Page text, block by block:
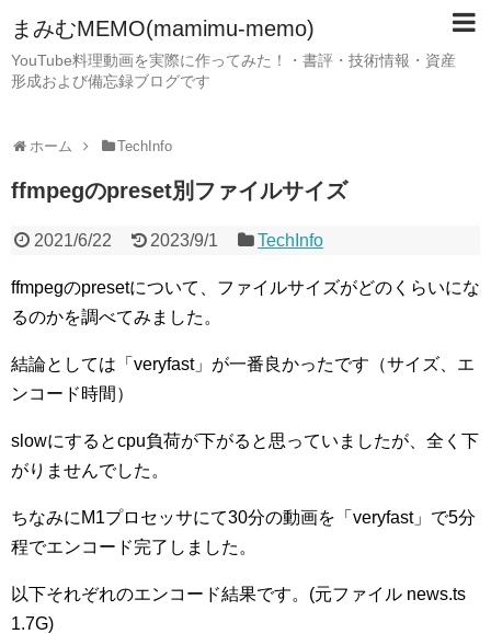
まみむMEMO(mamimu-memo)
YouTube料理動画を実際に作ってみた！・書評・技術情報・資産
形成および備忘録ブログです
ホーム TechInfo
ffmpegのpreset別ファイルサイズ
2021/6/22 2023/9/1 TechInfo
ffmpegのpresetについて、ファイルサイズがどのくらいにな
るのかを調べてみました。
結論としては「veryfast」が一番良かったです（サイズ、エ
ンコード時間）
slowにするとcpu負荷が下がると思っていましたが、全く下
がりませんでした。
ちなみにM1プロセッサにて30分の動画を「veryfast」で5分
程でエンコード完了しました。
以下それぞれのエンコード結果です。(元ファイル news.ts
1.7G)